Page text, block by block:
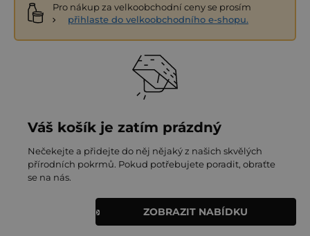
Pro nákup za velkoobchodní ceny se prosím
přihlaste do velkoobchodního e-shopu.
Váš košík je zatím prázdný
Nečekejte a přidejte do něj nějaký z našich skvělých
přírodních pokrmů. Pokud potřebujete poradit, obraťte
se na nás.
ZOBRAZIT NABÍDKU